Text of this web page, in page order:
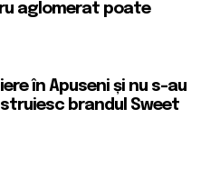
aglomerat poate
în Apuseni și nu s-au
brandul Sweet